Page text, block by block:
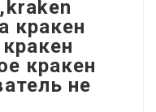
кракен
кракен
не